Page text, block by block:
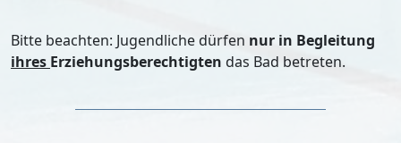
Bitte beachten: Jugendliche dürfen nur in Begleitung
ihres Erziehungsberechtigten das Bad betreten.